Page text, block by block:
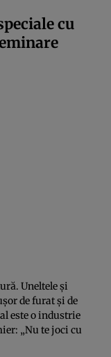
cu
Uneltele și
de furat și de
este o industrie
„Nu te joci cu